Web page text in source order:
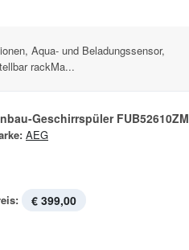
Aqua- und Beladungssensor,
rackMa...
Geschirrspüler FUB52610ZM
AEG
€ 399,00